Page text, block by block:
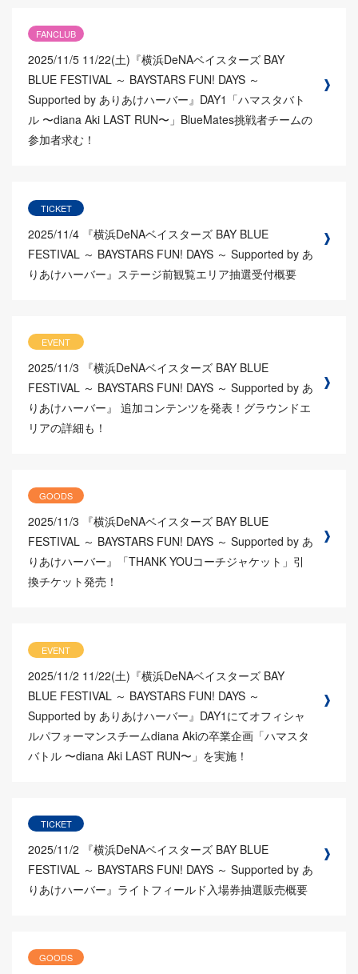
FANCLUB
2025/11/5 11/22(土)『横浜DeNAベイスターズ BAY
BLUE FESTIVAL ～ BAYSTARS FUN! DAYS ～
Supported by ありあけハーバー』DAY1「ハマスタバト
ル 〜diana Aki LAST RUN〜」BlueMates挑戦者チームの
参加者求む！
TICKET
2025/11/4 『横浜DeNAベイスターズ BAY BLUE
FESTIVAL ～ BAYSTARS FUN! DAYS ～ Supported by あ
りあけハーバー』ステージ前観覧エリア抽選受付概要
EVENT
2025/11/3
『横浜DeNAベイスターズ BAY BLUE
FESTIVAL ～ BAYSTARS FUN! DAYS ～ Supported by あ
りあけハーバー』 追加コンテンツを発表！グラウンドエ
リアの詳細も！
GOODS
2025/11/3
『横浜DeNAベイスターズ BAY BLUE
FESTIVAL ～ BAYSTARS FUN! DAYS ～ Supported by あ
りあけハーバー』「THANK YOUコーチジャケット」引
換チケット発売！
EVENT
2025/11/2 11/22(土)『横浜DeNAベイスターズ BAY
BLUE FESTIVAL ～ BAYSTARS FUN! DAYS ～
Supported by ありあけハーバー』DAY1にてオフィシャ
ルパフォーマンスチームdiana Akiの卒業企画「ハマスタ
バトル 〜diana Aki LAST RUN〜」を実施！
TICKET
2025/11/2
『横浜DeNAベイスターズ BAY BLUE
FESTIVAL ～ BAYSTARS FUN! DAYS ～ Supported by あ
りあけハーバー』ライトフィールド入場券抽選販売概要
GOODS